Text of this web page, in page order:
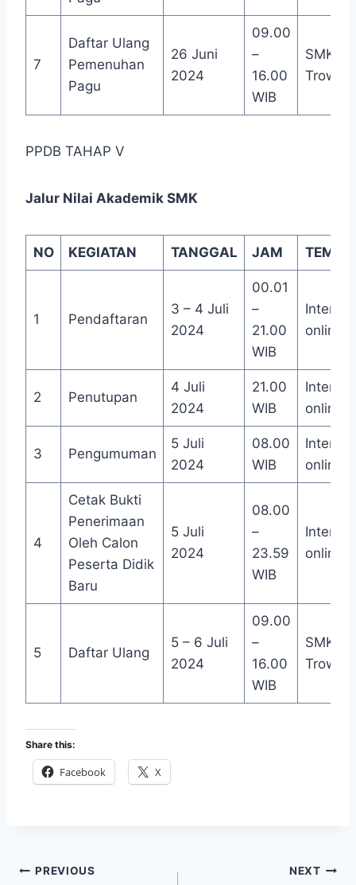
7
Daftar Ulang
Pemenuhan
Pagu
26 Juni
2024
09.00
–
16.00
WIB
SMKN 1
PPDB TAHAP V
Jalur Nilai Akademik SMK
NO KEGIATAN TANGGAL JAM
1 Pendaftaran
3 – 4 Juli
2024
00.01
–
21.00
WIB
Internet
online
2 Penutupan
4 Juli
2024
21.00
WIB
Internet
online
3 Pengumuman
5 Juli
2024
08.00
WIB
Internet
online
4
Cetak Bukti
Penerimaan
Oleh Calon
Peserta Didik
Baru
5 Juli
2024
08.00
–
23.59
WIB
Internet
online
5 Daftar Ulang
5 – 6 Juli
2024
09.00
–
16.00
WIB
SMKN 1
Share this:
Facebook X
Post
PREVIOUS NEXT